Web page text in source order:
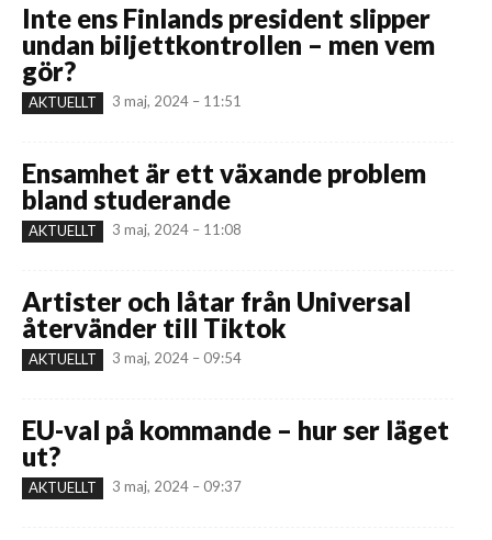
Inte ens Finlands president slipper
undan biljettkontrollen – men vem
gör?
AKTUELLT 3 maj, 2024 – 11:51
Ensamhet är ett växande problem
bland studerande
AKTUELLT 3 maj, 2024 – 11:08
Artister och låtar från Universal
återvänder till Tiktok
AKTUELLT 3 maj, 2024 – 09:54
EU-val på kommande – hur ser läget
ut?
AKTUELLT 3 maj, 2024 – 09:37